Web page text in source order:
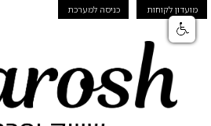
מועדון לקוחות כניסה למערכת